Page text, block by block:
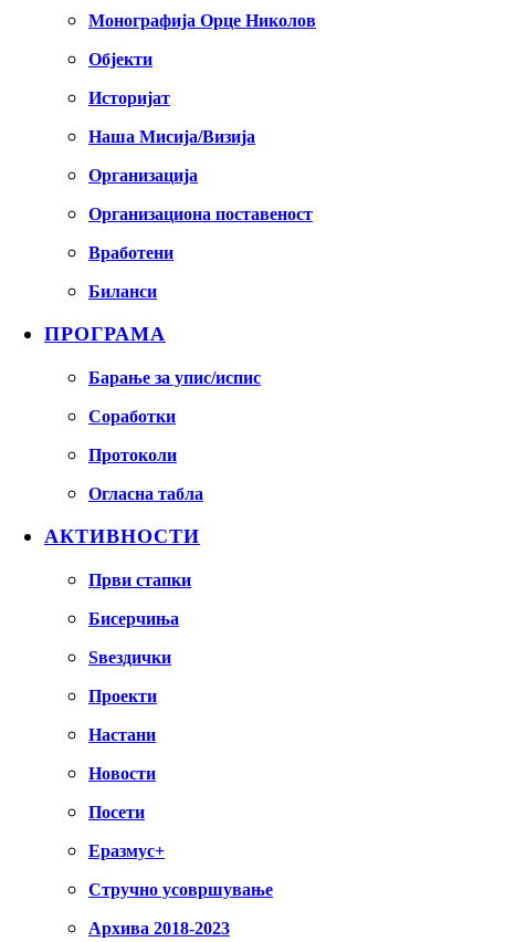
Монографија Орце Николов
Објекти
Историјат
Наша Мисија/Визија
Организација
Организациона поставеност
Вработени
Биланси
ПРОГРАМА
Барање за упис/испис
Соработки
Протоколи
Огласна табла
АКТИВНОСТИ
Први стапки
Бисерчиња
Ѕвездички
Проекти
Настани
Новости
Посети
Еразмус+
Стручно усовршување
Архива 2018-2023